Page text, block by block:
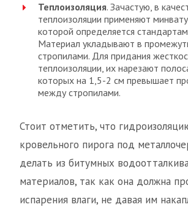
Теплоизоляция. Зачастую, в
теплоизоляции применяют
которой определяется
Материал укладывают в
стропилами. Для придания
теплоизоляции, их нарезают
которых на 1,5-2 см превышает
между стропилами.
Стоит отметить, что
кровельного пирога под
делать из битумных
материалов, так как она должна
испарения влаги, не давая им